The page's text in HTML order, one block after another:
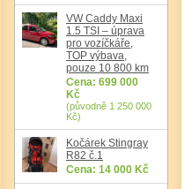
VW Caddy Maxi
1.5 TSI – úprava
pro vozíčkáře,
TOP výbava,
pouze 10 800 km
Cena: 699 000
Kč
(původně 1 250 000
Kč)
Kočárek Stingray
R82 č.1
Cena: 14 000 Kč